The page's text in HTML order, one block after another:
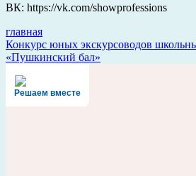
ВК: https://vk.com/showprofessions
главная
Навигация
по
записям
Конкурс юных экскурсоводов
«Пушкинский бал»
Решаем вместе